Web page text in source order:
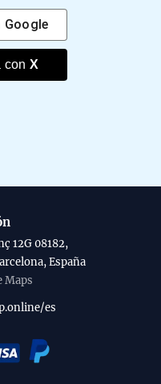
Google
con X
12G 08182,
España
Maps
es